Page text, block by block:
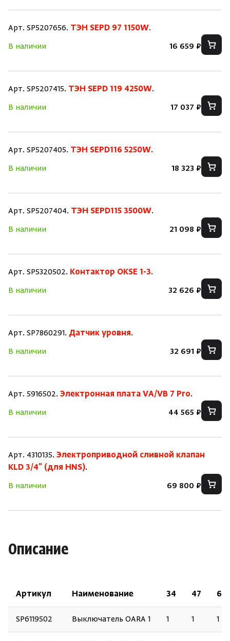
Арт. SP5207656. ТЭН SEPD 97 1150W.
В наличии
16 659 ₽
Арт. SP5207415. ТЭН SEPD 119 4250W.
В наличии
17 037 ₽
Арт. SP5207405. ТЭН SEPD116 5250W.
В наличии
18 323 ₽
Арт. SP5207404. ТЭН SEPD115 3500W.
В наличии
21 098 ₽
Арт. SP5320502. Контактор OKSE 1-3.
В наличии
32 626 ₽
Арт. SP7860291. Датчик уровня.
В наличии
32 691 ₽
Арт. 5916502. Электронная плата VA/VB 7 Pro.
В наличии
44 565 ₽
Арт. 4310135. Электроприводной сливной клапан
KLD 3/4" (для HNS).
В наличии
69 800 ₽
Описание
Артикул Наименование 34 47 60
SP6119502 Выключатель OARA 1 1 1 1
На главную
Войти
Зарегистрироваться
Зарегистрироваться